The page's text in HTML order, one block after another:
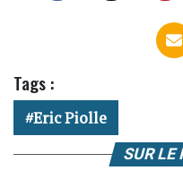
Tags :
Eric Piolle
SUR LE